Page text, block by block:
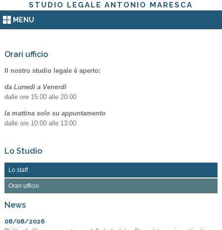
STUDIO LEGALE ANTONIO MARESCA
MENU
Orari ufficio
Il nostro studio legale è aperto:
da Lunedì a Venerdì
dalle ore 15:00 alle 20:00
la mattina solo su appuntamento
dalle ore 10:00 alle 13:00
Lo Studio
Lo staff
Orari ufficio
News
08/08/2026